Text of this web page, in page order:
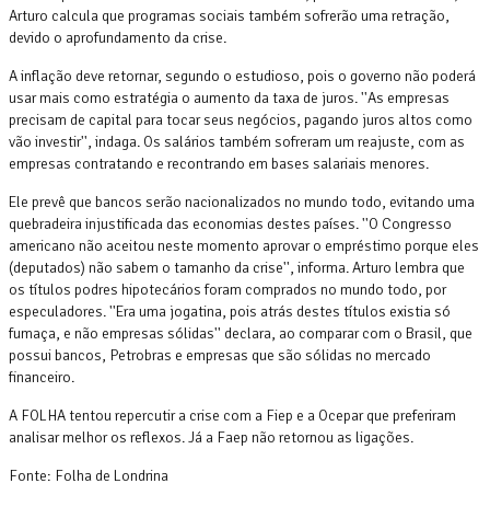
Arturo calcula que programas sociais também sofrerão uma retração,
devido o aprofundamento da crise.
A inflação deve retornar, segundo o estudioso, pois o governo não poderá
usar mais como estratégia o aumento da taxa de juros. ''As empresas
precisam de capital para tocar seus negócios, pagando juros altos como
vão investir'', indaga. Os salários também sofreram um reajuste, com as
empresas contratando e recontrando em bases salariais menores.
Ele prevê que bancos serão nacionalizados no mundo todo, evitando uma
quebradeira injustificada das economias destes países. ''O Congresso
americano não aceitou neste momento aprovar o empréstimo porque eles
(deputados) não sabem o tamanho da crise'', informa. Arturo lembra que
os títulos podres hipotecários foram comprados no mundo todo, por
especuladores. ''Era uma jogatina, pois atrás destes títulos existia só
fumaça, e não empresas sólidas'' declara, ao comparar com o Brasil, que
possui bancos, Petrobras e empresas que são sólidas no mercado
financeiro.
A FOLHA tentou repercutir a crise com a Fiep e a Ocepar que preferiram
analisar melhor os reflexos. Já a Faep não retornou as ligações.
Fonte: Folha de Londrina